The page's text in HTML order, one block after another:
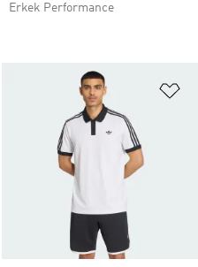
Erkek Performance
Listesine Ekle